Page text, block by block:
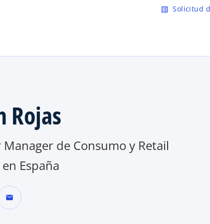
Saltar al contenido
list_alt Solicitud
Rojas
Manager de Consumo y Retail
en España
mail